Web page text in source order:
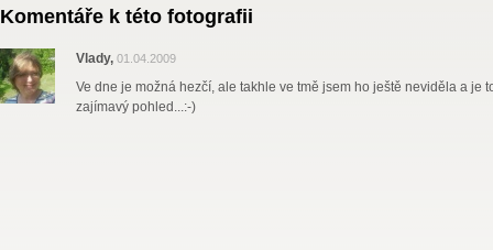
Komentáře k této fotografii
Vlady, 01.04.2009
Ve dne je možná hezčí, ale takhle ve tmě jsem ho ještě neviděla a je
zajímavý pohled...:-)